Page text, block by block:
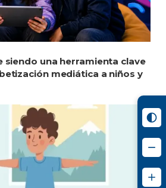
siendo una herramienta clave
mediática a niños y